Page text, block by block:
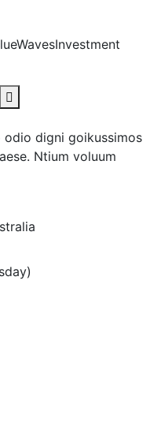
odio digni goikussimos
Ntium voluum